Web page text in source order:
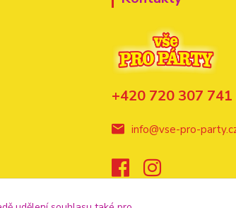
+420 720 307 741
info@vse-pro-